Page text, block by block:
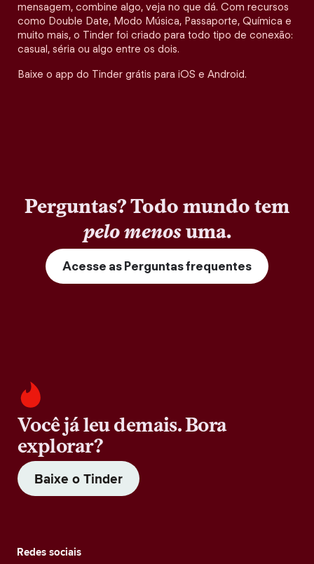
mensagem, combine algo, veja no que dá. Com recursos
como Double Date, Modo Música, Passaporte, Química e
muito mais, o Tinder foi criado para todo tipo de conexão:
casual, séria ou algo entre os dois.
Baixe o app do Tinder grátis para iOS e Android.
Perguntas? Todo mundo tem
pelo menosuma.
Acesse as Perguntas frequentes
Você já leu demais. Bora
explorar?
Baixe o Tinder
Redes sociais